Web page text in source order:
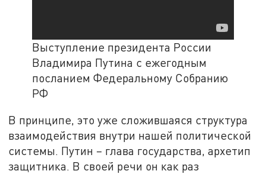
Выступление президента России
Владимира Путина с ежегодным
посланием Федеральному Собранию
РФ
В принципе, это уже сложившаяся структура
взаимодействия внутри нашей политической
системы. Путин – глава государства, архетип
защитника. В своей речи он как раз